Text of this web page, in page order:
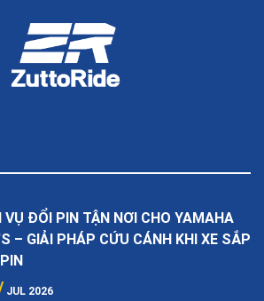
VỤ ĐỔI PIN TẬN NƠI CHO YAMAHA
– GIẢI PHÁP CỨU CÁNH KHI XE SẮP
JUL 2026